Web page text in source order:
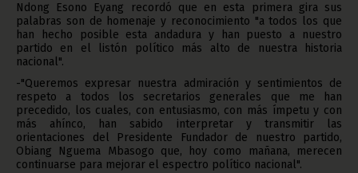
Ndong Esono Eyang recordó que en esta primera gira sus
palabras son de homenaje y reconocimiento "a todos los que
han hecho posible esta andadura y han puesto a nuestro
partido en el listón político más alto de nuestra historia
nacional".
-"Queremos expresar nuestra admiración y sentimientos de
respeto a todos los secretarios generales que me han
precedido, los cuales, con entusiasmo, con más ímpetu y con
más ahínco, han sabido interpretar y transmitir las
orientaciones del Presidente Fundador de nuestro partido,
Obiang Nguema Mbasogo que, hoy como mañana, merecen
continuarse para mejorar el espectro político nacional".